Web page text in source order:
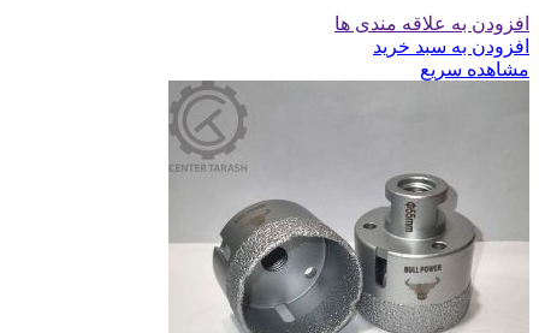
افزودن به علاقه مندی ها
افزودن به سبد خرید
مشاهده سریع